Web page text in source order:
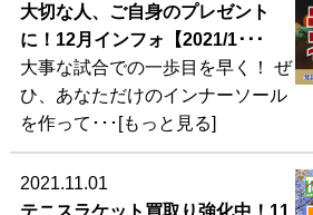
大切な人、ご自身のプレゼント
に！12月インフォ【2021/1･･･
大事な試合での一歩目を早く！ ぜ
ひ、あなただけのインナーソール
を作って･･･[もっと見る]
2021.11.01
テニスラケット買取り強化中！11